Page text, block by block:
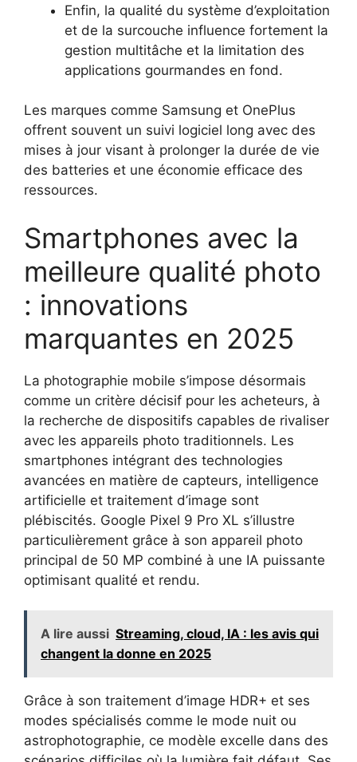
Enfin, la qualité du système d’exploitation
et de la surcouche influence fortement la
gestion multitâche et la limitation des
applications gourmandes en fond.
Les marques comme Samsung et OnePlus
offrent souvent un suivi logiciel long avec des
mises à jour visant à prolonger la durée de vie
des batteries et une économie efficace des
ressources.
Smartphones avec la
meilleure qualité photo
: innovations
marquantes en 2025
La photographie mobile s’impose désormais
comme un critère décisif pour les acheteurs, à
la recherche de dispositifs capables de rivaliser
avec les appareils photo traditionnels. Les
smartphones intégrant des technologies
avancées en matière de capteurs, intelligence
artificielle et traitement d’image sont
plébiscités. Google Pixel 9 Pro XL s’illustre
particulièrement grâce à son appareil photo
principal de 50 MP combiné à une IA puissante
optimisant qualité et rendu.
A lire aussi Streaming, cloud, IA : les avis qui
changent la donne en 2025
Grâce à son traitement d’image HDR+ et ses
modes spécialisés comme le mode nuit ou
astrophotographie, ce modèle excelle dans des